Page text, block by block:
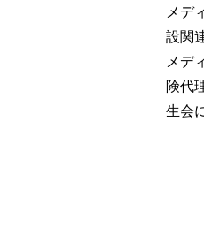
メデ
設関
メデ
険代
生会